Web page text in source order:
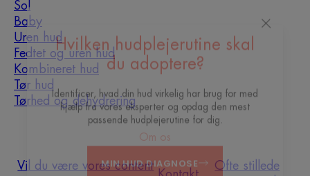
Hvilken hudplejerutine skal
Identificer, hvad din hud virkelig har brug for med
hjælp fra vores eksperter og opdag den mest
passende hudplejerutine for dig.
Sol
Baby
Uren hud
Fedtet og uren hud
Kombineret hud
Tør hud
Tørhed og dehydrering
Om os
Vil du være vores content
Ofte stillede